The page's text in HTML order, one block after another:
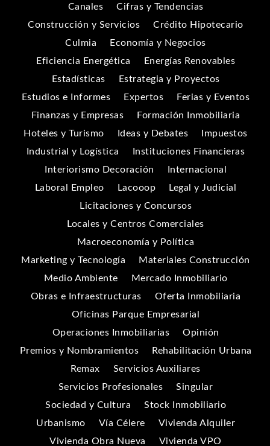
Canales
Cifras y Tendencias
Construcción y Servicios
Crédito Hipotecario
Culmia
Economía y Negocios
Eficiencia Energética
Energías Renovables
Estadísticas
Estrategia y Proyectos
Estudios e Informes
Expertos
Ferias y Eventos
Finanzas y Empresas
Formación Inmobiliaria
Hoteles y Turismo
Ideas y Debates
Impuestos
Industrial y Logística
Instituciones Financieras
Interiorismo Decoración
Internacional
Laboral Empleo
Lacooop
Legal y Judicial
Licitaciones y Concursos
Locales y Centros Comerciales
Macroeconomía y Política
Marketing y Tecnología
Materiales Construcción
Medio Ambiente
Mercado Inmobiliario
Obras e Infraestructuras
Oferta Inmobiliaria
Oficinas Parque Empresarial
Operaciones Inmobiliarias
Opinión
Premios y Nombramientos
Rehabilitación Urbana
Remax
Servicios Auxiliares
Servicios Profesionales
Singular
Sociedad y Cultura
Stock Inmobiliario
Urbanismo
Vía Célere
Vivienda Alquiler
Vivienda Obra Nueva
Vivienda VPO